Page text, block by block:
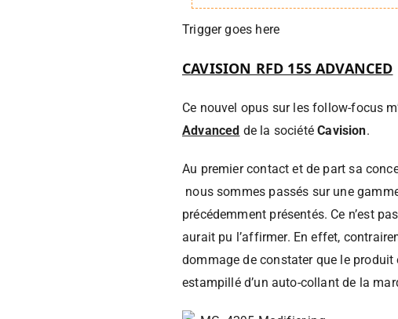
Trigger goes here
CAVISION RFD 15S ADVANCED
Ce nouvel opus sur les follow-focus
Advanced de la sociétéCavision.
Au premier contact et de part sa
nous sommes passés sur une
précédemment présentés. Ce n’est
aurait pu l’affirmer. En effet,
dommage de constater que le
estampillé d’un auto-collant de la